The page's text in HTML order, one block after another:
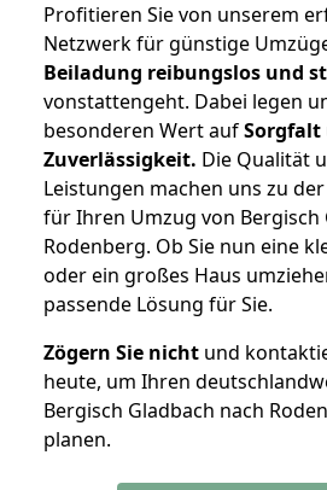
Profitieren Sie von unserem
Netzwerk für günstige
Beiladung reibungslos und
vonstattengeht. Dabei legen
besonderen Wert aufSorgfalt
Zuverlässigkeit. Die Qualität
Leistungen machen uns zu
für Ihren Umzug von Bergisch
Rodenberg. Ob Sie nun eine
oder ein großes Haus
passende Lösung für Sie.
Zögern Sie nicht und
heute, um Ihren
Bergisch Gladbach nach
planen.